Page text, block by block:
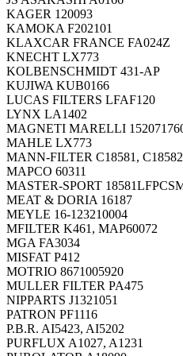
KAGER 120093
KAMOKA F202101
KLAXCAR FRANCE FA024Z
KNECHT LX773
KOLBENSCHMIDT 431-AP
KUJIWA KUB0166
LUCAS FILTERS LFAF120
LYNX LA1402
MAGNETI MARELLI
MAHLE LX773
MANN-FILTER C18581, C18582
MAPCO 60311
MASTER-SPORT
MEAT & DORIA 16187
MEYLE 16-123210004
MFILTER K461, MAP60072
MGA FA3034
MISFAT P412
MOTRIO 8671005920
MULLER FILTER PA475
NIPPARTS J1321051
PATRON PF1116
P.B.R. AI5423, AI5202
PURFLUX A1027, A1231